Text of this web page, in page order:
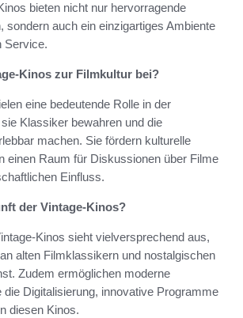
bieten nicht nur hervorragende
sondern auch ein einzigartiges Ambiente
Service.
Kinos zur Filmkultur bei?
eine bedeutende Rolle in der
Klassiker bewahren und die
machen. Sie fördern kulturelle
einen Raum für Diskussionen über Filme
Einfluss.
der Vintage-Kinos?
Kinos sieht vielversprechend aus,
alten Filmklassikern und nostalgischen
Zudem ermöglichen moderne
die Digitalisierung, innovative Programme
diesen Kinos.